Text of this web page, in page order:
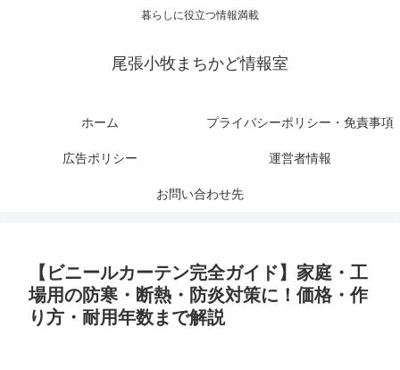
暮らしに役立つ情報満載
尾張小牧まちかど情報室
ホーム プライバシーポリシー・免責事項
広告ポリシー 運営者情報
お問い合わせ先
【ビニールカーテン完全ガイド】家庭・工
場用の防寒・断熱・防炎対策に！価格・作
り方・耐用年数まで解説